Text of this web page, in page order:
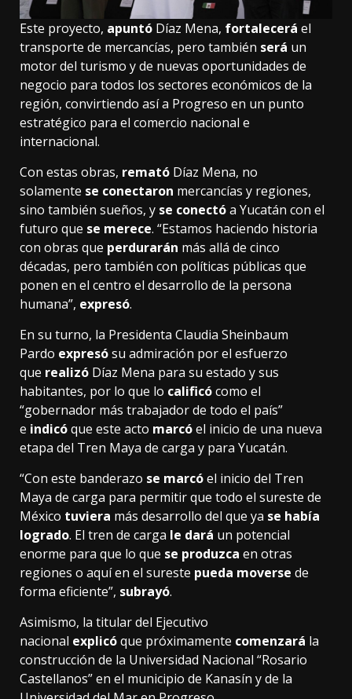
Este proyecto, apuntó Díaz Mena, fortalecerá el
transporte de mercancías, pero también será un
motor del turismo y de nuevas oportunidades de
negocio para todos los sectores económicos de la
región, convirtiendo así a Progreso en un punto
estratégico para el comercio nacional e
internacional.
Con estas obras, remató Díaz Mena, no
solamente se conectaron mercancías y regiones,
sino también sueños, y se conectóa Yucatán con el
futuro que se merece. “Estamos haciendo historia
con obras que perdurarán más allá de cinco
décadas, pero también con políticas públicas que
ponen en el centro el desarrollo de la persona
humana”, expresó.
En su turno, la Presidenta Claudia Sheinbaum
Pardo expresósu admiración por el esfuerzo
que realizó Díaz Mena para su estado y sus
habitantes, por lo que lo calificócomo el
“gobernador más trabajador de todo el país”
e indicóque este acto marcóel inicio de una nueva
etapa del Tren Maya de carga y para Yucatán.
“Con este banderazo se marcóel inicio del Tren
Maya de carga para permitir que todo el sureste de
México tuviera más desarrollo del que ya se había
logrado. El tren de carga le dará un potencial
enorme para que lo que se produzca en otras
regiones o aquí en el sureste pueda moverse de
forma eficiente”, subrayó.
Asimismo, la titular del Ejecutivo
nacional explicóque próximamente comenzará la
construcción de la Universidad Nacional “Rosario
Castellanos” en el municipio de Kanasín y de la